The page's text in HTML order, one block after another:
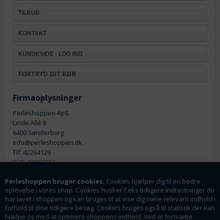
Perleshoppen bruger cookies. Cookies hjælper dig til en bedre
oplevelse i vores shop. Cookies husker f.eks tidligere indtastninger du
har lavet i shoppen og kan bruges til at vise dig mere relevant indhold i
forhold til dine tidligere besøg. Cookies bruges også til statistik der kan
hjælpe os med at optimere shoppens indhold. Ved at fortsætte
TILBUD
KONTAKT
KUNDESIDE - LOG IND
FORTRYD DIT KØB
Firmaoplysninger
Perleshoppen ApS
Linde Allé 8
6400 Sønderborg
info@perleshoppen.dk
Tlf: 42264129
CVR: 39061023